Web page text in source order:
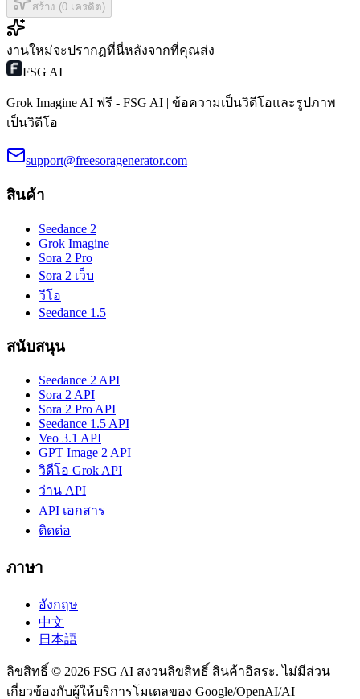
สร้าง (0 เครดิต)
งานใหม่จะปรากฏที่นี่หลังจากที่คุณส่ง
FSG AI
Grok Imagine AI ฟรี - FSG AI | ข้อความเป็นวิดีโอและรูปภาพ
เป็นวิดีโอ
support@freesoragenerator.com
สินค้า
Seedance 2
Grok Imagine
Sora 2 Pro
Sora 2 เว็บ
วีโอ
Seedance 1.5
สนับสนุน
Seedance 2 API
Sora 2 API
Sora 2 Pro API
Seedance 1.5 API
Veo 3.1 API
GPT Image 2 API
วิดีโอ Grok API
ว่าน API
API เอกสาร
ติดต่อ
ภาษา
อังกฤษ
中文
日本語
ลิขสิทธิ์ © 2026 FSG AI สงวนลิขสิทธิ์ สินค้าอิสระ. ไม่มีส่วน
เกี่ยวข้องกับผู้ให้บริการโมเดลของ Google/OpenAI/AI